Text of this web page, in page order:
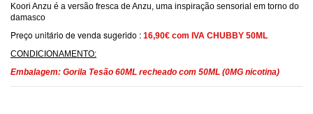
Koori Anzu é a versão fresca de Anzu, uma inspiração sensorial em torno do
damasco
Preço unitário de venda sugerido : 16,90€ com IVA CHUBBY 50ML
CONDICIONAMENTO:
Embalagem: Gorila Tesão 60ML recheado com 50ML (0MG nicotina)